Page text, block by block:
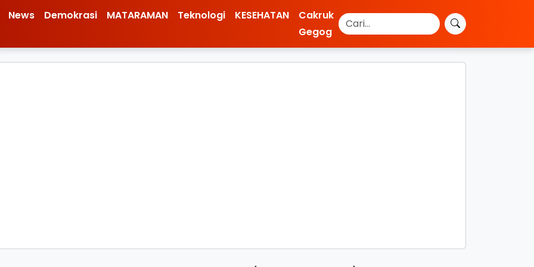
News Demokrasi MATARAMAN Teknologi KESEHATAN
Cakruk
Gegog